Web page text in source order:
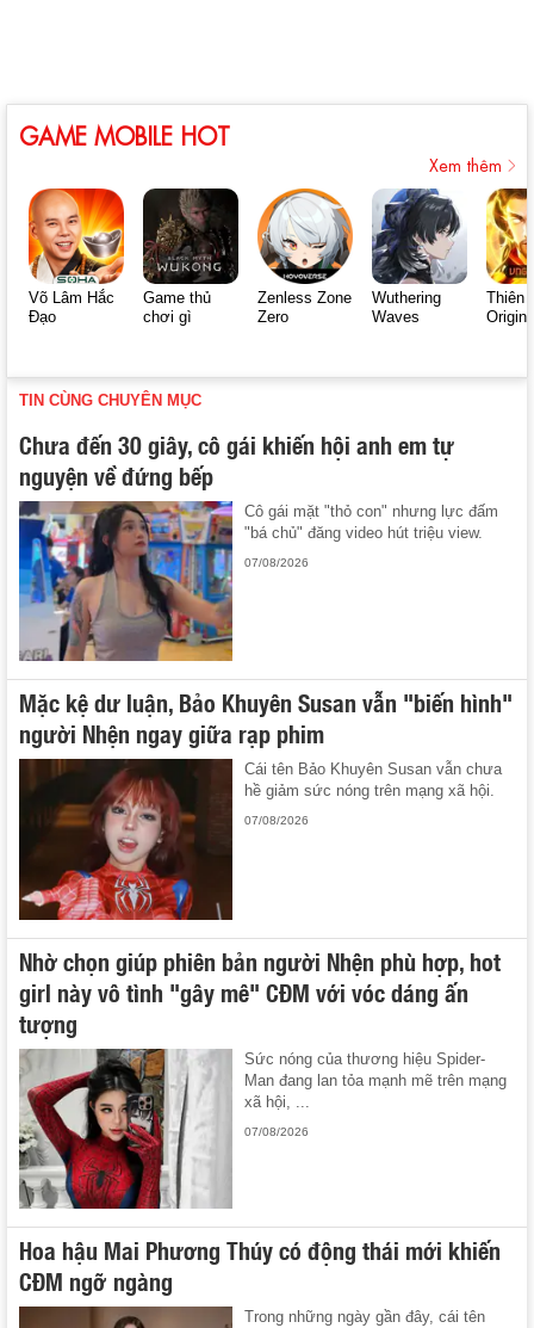
GAME MOBILE HOT
Xem thêm
Võ Lâm Hắc
Đạo
Game thủ
chơi gì
Zenless Zone
Zero
Wuthering
Waves
Thiên
Origin
TIN CÙNG CHUYÊN MỤC
Chưa đến 30 giây, cô gái khiến hội anh em tự
nguyện về đứng bếp
Cô gái mặt "thỏ con" nhưng lực đấm
"bá chủ" đăng video hút triệu view.
07/08/2026
Mặc kệ dư luận, Bảo Khuyên Susan vẫn "biến hình"
người Nhện ngay giữa rạp phim
Cái tên Bảo Khuyên Susan vẫn chưa
hề giảm sức nóng trên mạng xã hội.
07/08/2026
Nhờ chọn giúp phiên bản người Nhện phù hợp, hot
girl này vô tình "gây mê" CĐM với vóc dáng ấn
tượng
Sức nóng của thương hiệu Spider-
Man đang lan tỏa mạnh mẽ trên mạng
xã hội, ...
07/08/2026
Hoa hậu Mai Phương Thúy có động thái mới khiến
CĐM ngỡ ngàng
Trong những ngày gần đây, cái tên